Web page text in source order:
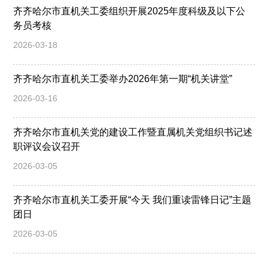
齐齐哈尔市直机关工委组织开展2025年度科级及以下公
务员考核
2026-03-18
齐齐哈尔市直机关工委举办2026年第一期“机关讲堂”
2026-03-16
齐齐哈尔市直机关党的建设工作暨直属机关党组织书记述
职评议会议召开
2026-03-05
齐齐哈尔市直机关工委开展“今天 我们重读雷锋日记”主题
团日
2026-03-05